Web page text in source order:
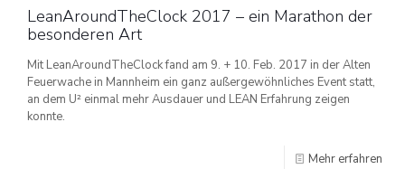
LeanAroundTheClock 2017 – ein Marathon der
besonderen Art
Mit LeanAroundTheClock fand am 9. + 10. Feb. 2017 in der Alten
Feuerwache in Mannheim ein ganz außergewöhnliches Event statt,
an dem U² einmal mehr Ausdauer und LEAN Erfahrung zeigen
konnte.
Mehr erfahren